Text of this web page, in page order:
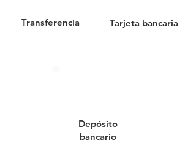
Transferencia Tarjeta bancaria
Depósito
bancario